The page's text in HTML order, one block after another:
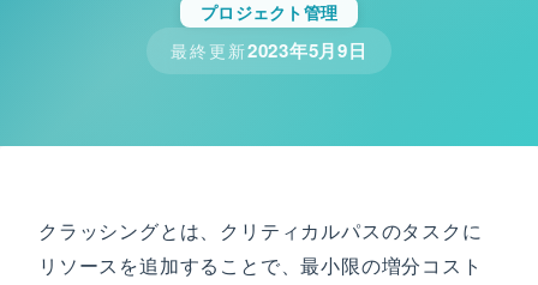
プロジェクト管理
最終更新2023年5月9日
クラッシングとは、クリティカルパスのタスクに
リソースを追加することで、最小限の増分コスト